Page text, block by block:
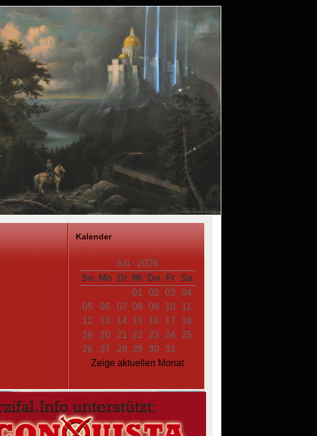
Kalender
Juli - 2026
So
Mo Di Mi Do Fr
Sa
01
02 03
04
05
06 07 08 09 10
11
12
13 14 15 16 17
18
19
20 21 22 23 24
25
26
27 28 29 30
31
Zeige aktuellen Monat